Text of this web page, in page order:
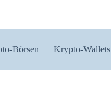
Börsen Krypto-Wallets